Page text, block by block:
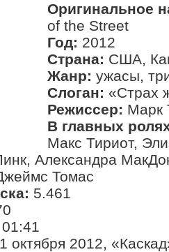
Оригинальное
of the Street
Год: 2012
Страна: США,
Жанр: ужасы,
Слоган: «Страх
Режиссер: Марк
В главных
Макс Тириот,
Александра
Томас
5.461
октября 2012,